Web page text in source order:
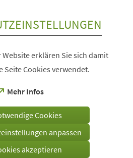
erklären Sie sich damit
Seite Cookies verwendet.
Mehr Infos
Cookies
anpassen
akzeptieren